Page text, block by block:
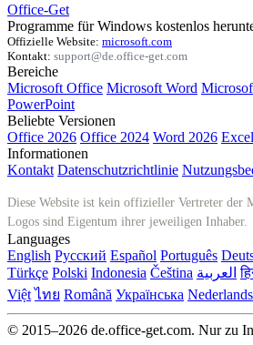
Office-Get
Programme für Windows kostenlos
Offizielle Website: microsoft.com
Kontakt: support@de.office-get.com
Bereiche
Microsoft Office Microsoft Word
PowerPoint
Beliebte Versionen
Office 2026 Office 2024 Word 2026
Informationen
Kontakt Datenschutzrichtlinie
Diese Website ist kein offizieller Vertreter der
Logos sind Eigentum ihrer jeweiligen Inhaber.
Languages
English Русский Español Português
Türkçe Polski Indonesia Čeština العربية
Việt ไทย Română Українська Nederlands
© 2015–2026 de.office-get.com. Nur zu